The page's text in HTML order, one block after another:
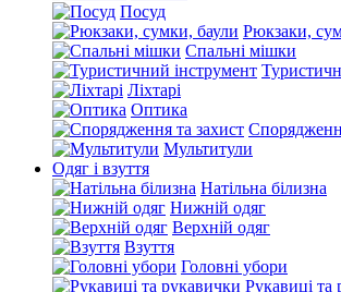
Посуд
Рюкзаки,
Спальні мішки
Ліхтарі
Оптика
Мультитули
Одяг і взуття
Натільна білизна
Нижній одяг
Верхній одяг
Взуття
Головні убори
Рукавиці та